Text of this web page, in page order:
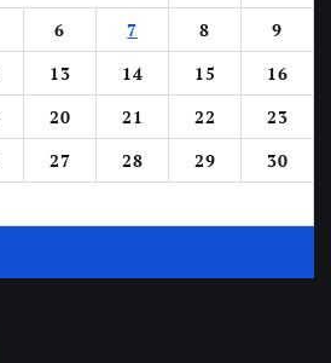
6 7 8
9
13 14 15
16
20 21 22
23
27 28 29
30